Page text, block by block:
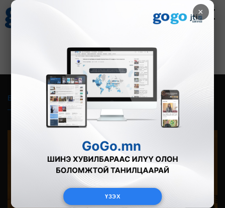
×
ҮЗЭХ
Зурхай
8.09
Бүгд Фото Видео Зурган өгүүлэмж